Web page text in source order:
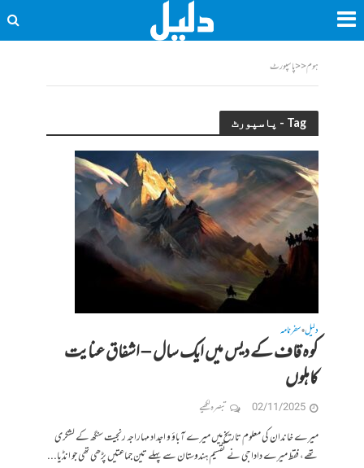
ہوم<<پاسپورٹ
Tag - پاسپورٹ
دلیل•سفرنامہ
کوہ قاف کے دیس میں ایک سال – اشفاق عنایت
کاہلوں
02/11/2025 تبصرہ لکھیے
میرے خاندان کی معلوم تاریخ میں میرے آباؤ و اجداد مہاراجہ رنجیت سنگھ کے لشکری
تھے، فقط میرے دادا جی نے تقسیم ہندوستان سے پہلے تین جماعتیں پڑھی تھی جو انڈیا...